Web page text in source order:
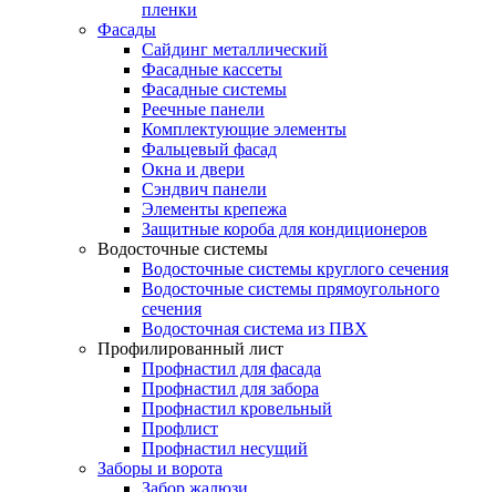
пленки
Фасады
Сайдинг металлический
Фасадные кассеты
Фасадные системы
Реечные панели
Комплектующие элементы
Фальцевый фасад
Окна и двери
Сэндвич панели
Элементы крепежа
Защитные короба для кондиционеров
Водосточные системы
Водосточные системы круглого сечения
Водосточные системы прямоугольного
сечения
Водосточная система из ПВХ
Профилированный лист
Профнастил для фасада
Профнастил для забора
Профнастил кровельный
Профлист
Профнастил несущий
Заборы и ворота
Забор жалюзи